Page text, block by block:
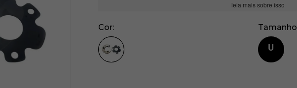
leia mais sobre isso
Cor Tamanho
U